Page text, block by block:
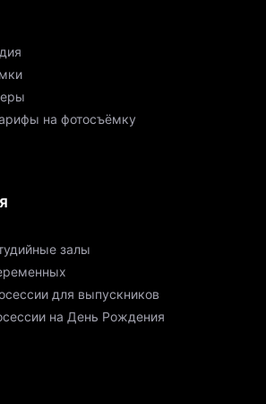
на фотосъёмку
залы
для выпускников
на День Рождения